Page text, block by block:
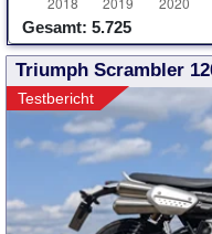
Gesamt: 5.725
Triumph Scrambler
Testbericht